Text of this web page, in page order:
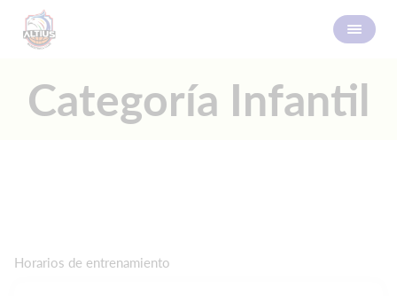
Categoría Infantil
Horarios de entrenamiento